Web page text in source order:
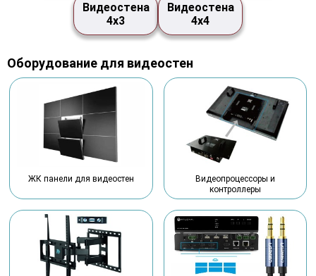
Видеостена
4х3
Видеостена
4х4
Оборудование для видеостен
ЖК панели для видеостен
Видеопроцессоры и
контроллеры